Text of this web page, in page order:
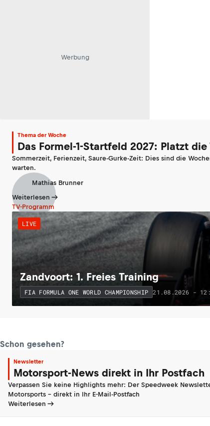
Werbung
Thema der Woche
Das Formel-1-Startfeld 2027: Platzt
Sommerzeit, Ferienzeit, Saure-Gurke-Zeit: Dies sind die
warten.
Mathias Brunner
Weiterlesen
TV-Programm
LIVE
Zandvoort: 1. Freies Training
FIA FORMULA ONE WORLD CHAMPIONSHIP 21.08.2026 -
Schon gesehen?
Newsletter
Motorsport-News direkt in Ihr Postfach
Verpassen Sie keine Highlights mehr: Der Speedweek
Motorsports - direkt in Ihr E-Mail-Postfach
Weiterlesen